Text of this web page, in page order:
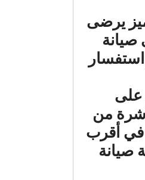
يرضى
على
من
في أقرب
صيانة